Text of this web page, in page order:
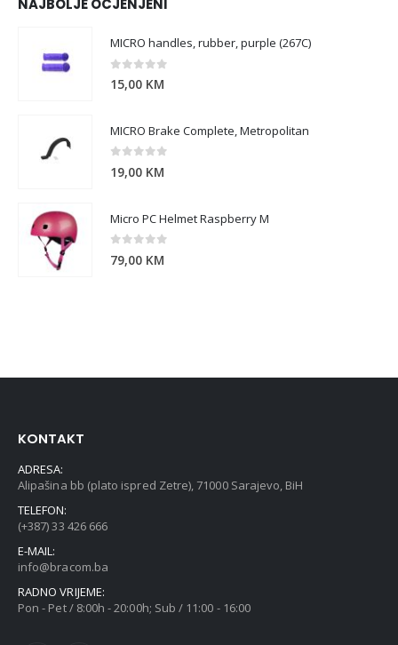
NAJBOLJE OCJENJENI
MICRO handles, rubber, purple (267C)
15,00 KM
MICRO Brake Complete, Metropolitan
19,00 KM
Micro PC Helmet Raspberry M
79,00 KM
KONTAKT
ADRESA:
Alipašina bb (plato ispred Zetre), 71000 Sarajevo, BiH
TELEFON:
(+387) 33 426 666
E-MAIL:
info@bracom.ba
RADNO VRIJEME:
Pon - Pet / 8:00h - 20:00h; Sub / 11:00 - 16:00